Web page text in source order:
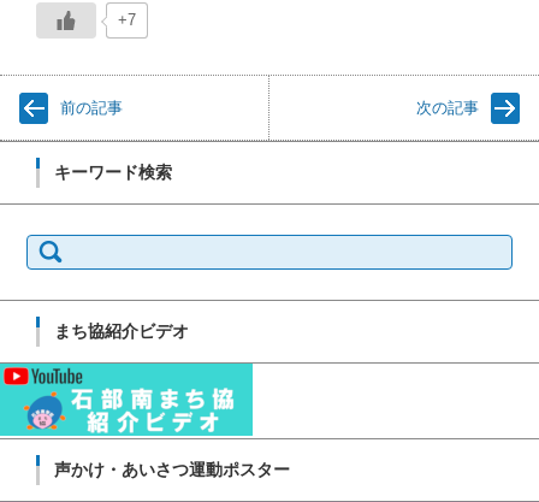
+7
前の記事 次の記事
キーワード検索
索:
まち協紹介ビデオ
声かけ・あいさつ運動ポスター